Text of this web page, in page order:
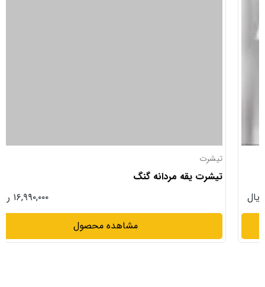
تیشرت یقه مردانه گنگ
۱۶,۹۹۰,۰۰۰ ریال
مشاهده محصول